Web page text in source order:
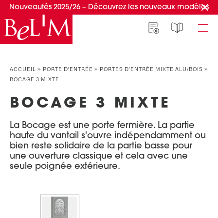
Nouveautés 2025/26 – Découvrez les nouveaux modèles
PAR TYPE
Portes d’entrée
Portes d’entrée grand trafic
PAR STYLE
Portes d’entrée contemporaines
Portes d'entrée pleines
PAR TYPE
Marquises
S'INSPIRER ET CHOISIR
Témoignages clients
Une entrée sur mesure
Accueil connecté
Faire mon choix
RÉUSSIR MON PROJET
Normes & fiscalité
ACCUEIL » PORTE D’ENTRÉE » PORTES D'ENTRÉE MIXTE ALU/BOIS »
BOCAGE 3 MIXTE
BOCAGE 3 MIXTE
La Bocage est une porte fermière. La partie
haute du vantail s'ouvre indépendamment ou
bien reste solidaire de la partie basse pour
une ouverture classique et cela avec une
seule poignée extérieure.